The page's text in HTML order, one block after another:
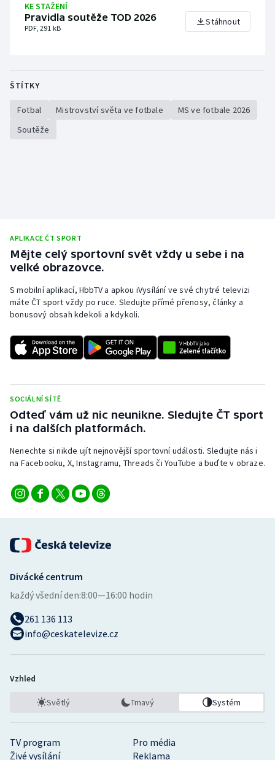
Jezdectví
Krasobruslení
Lezení
Parasport
Plavání
Plážový volejbal
Ragby
Rychlostní kanoistika
Short track
Sportovní střelba
Stolní tenis
Veslování
Vodní slalom
Volejbal
Ostatní
KE STAŽENÍ
Pravidla soutěže TOD 2026
PDF, 291 kB
Stáhnout
ŠTÍTKY
Fotbal Mistrovství světa ve fotbale
MS ve fotbale 2026
Soutěže
APLIKACE ČT SPORT
Mějte celý sportovní svět vždy u sebe i na
velké obrazovce.
S mobilní aplikací, HbbTV a apkou iVysílání ve své chytré televizi
máte ČT sport vždy po ruce. Sledujte přímé přenosy, články a
bonusový obsah kdekoli a kdykoli.
SOCIÁLNÍ SÍTĚ
Odteď vám už nic neunikne. Sledujte ČT sport
i na dalších platformách.
Nenechte si nikde ujít nejnovější sportovní události. Sledujte nás i
na Facebooku, X, Instagramu, Threads či YouTube a buďte v obraze.
TV program
Pro média
Živé vysílání
Reklama
Divácké centrum
každý všední den:8:00—16:00 hodin
261 136 113
info@ceskatelevize.cz
Vzhled
Světlý Tmavý Systém